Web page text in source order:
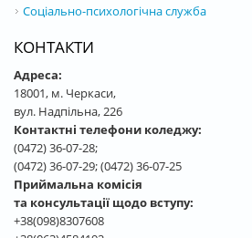
Соціально-психологічна служба
КОНТАКТИ
Адреса:
18001, м. Черкаси,
вул. Надпільна, 226
Контактні телефони коледжу:
(0472) 36-07-28;
(0472) 36-07-29; (0472) 36-07-25
Приймальна комісія
та консультації щодо вступу:
+38(098)8307608